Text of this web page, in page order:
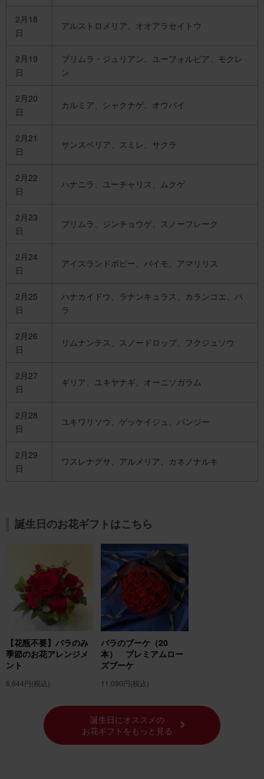
2月18
日
アルストロメリア、オオアラセイトウ
2月19
日
プリムラ・ジュリアン、ユーフォルビア、モクレ
ン
2月20
日
カルミア、シャクナゲ、オウバイ
2月21
日
サンスベリア、スミレ、サクラ
2月22
日
ハナニラ、ユーチャリス、ムクゲ
2月23
日
プリムラ、ジンチョウゲ、スノーフレーク
2月24
日
アイスランドポピー、バイモ、アマリリス
2月25
日
ハナカイドウ、ラナンキュラス、カランコエ、バ
ラ
2月26
日
リムナンテス、スノードロップ、フクジュソウ
2月27
日
ギリア、ユキヤナギ、オーニソガラム
2月28
日
ユキワリソウ、ゲッケイジュ、パンジー
2月29
日
ワスレナグサ、アルメリア、カネノナルキ
誕生日のお花ギフトはこちら
【花瓶不要】バラのみ
季節のお花アレンジメ
ント
6,644円(税込)
バラのブーケ（20
本） プレミアムロー
ズブーケ
11,090円(税込)
誕生日にオススメの
お花ギフトをもっと見る